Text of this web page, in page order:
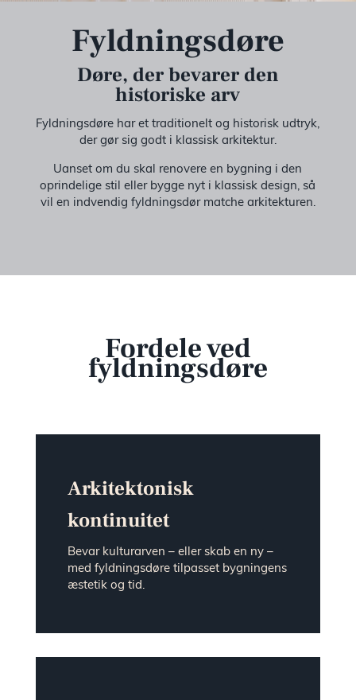
Fyldningsdøre
Døre, der bevarer den
historiske arv
Fyldningsdøre har et traditionelt og historisk udtryk,
der gør sig godt i klassisk arkitektur.
Uanset om du skal renovere en bygning i den
oprindelige stil eller bygge nyt i klassisk design, så
vil en indvendig fyldningsdør matche arkitekturen.
Fordele ved
fyldningsdøre
Arkitektonisk
kontinuitet
Bevar kulturarven – eller skab en ny –
med fyldningsdøre tilpasset bygningens
æstetik og tid.